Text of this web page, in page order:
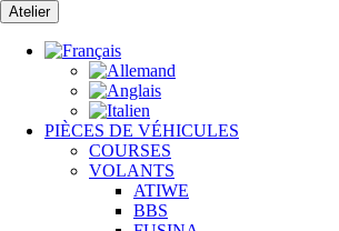
Passer
au
contenu
Atelier
PIÈCES DE VÉHICULES
COURSES
VOLANTS
ATIWE
BBS